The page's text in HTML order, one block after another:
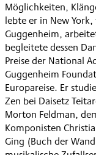
Möglichkeiten,
lebte er in New
Guggenheim,
begleitete dessen
Preise der National
Guggenheim
Europareise. Er
Zen bei Daisetz
Morton Feldman,
Komponisten
Ging (Buch der